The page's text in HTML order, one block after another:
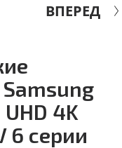
ВПЕРЕД
4K
6 серии